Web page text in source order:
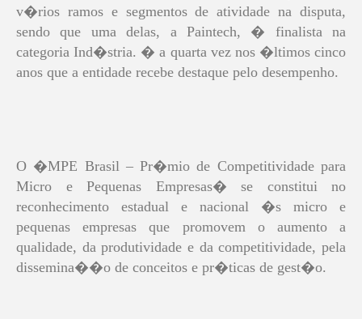
v�rios ramos e segmentos de atividade na disputa,
sendo que uma delas, a Paintech, � finalista na
categoria Ind�stria. � a quarta vez nos �ltimos cinco
anos que a entidade recebe destaque pelo desempenho.
O �MPE Brasil – Pr�mio de Competitividade para
Micro e Pequenas Empresas� se constitui no
reconhecimento estadual e nacional �s micro e
pequenas empresas que promovem o aumento a
qualidade, da produtividade e da competitividade, pela
dissemina��o de conceitos e pr�ticas de gest�o.